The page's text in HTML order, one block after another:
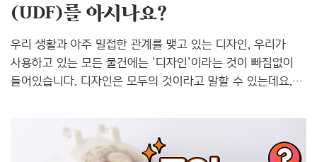
(UDF)를 아시나요?
우리 생활과 아주 밀접한 관계를 맺고 있는 디자인, 우리가
사용하고 있는 모든 물건에는 ‘디자인’이라는 것이 빠짐없이
들어있습니다. 디자인은 모두의 것이라고 말할 수 있는데요.
집중되어 있다는 말이기도 합니다. 대부분의 디자인은 외적인
미, 기능성, 그리고 사용성 등을 고려하여 완성됩니다.
그중에서도 폰트는 모두를 아우를 수 있는 포용적인 측면이